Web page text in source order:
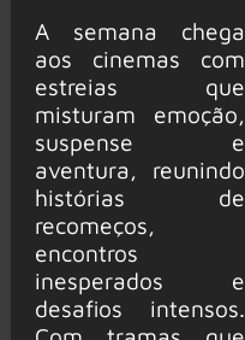
A semana chega
aos cinemas com
estreias que
misturam emoção,
suspense e
aventura, reunindo
histórias de
recomeços,
encontros
inesperados e
desafios intensos.